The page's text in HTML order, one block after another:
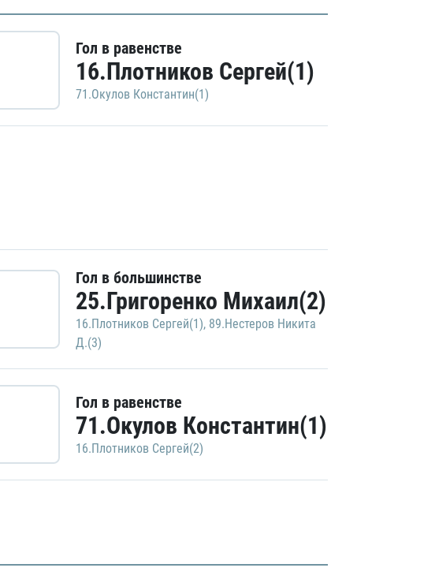
Гол в равенстве
16.Плотников Сергей(1)
71.Окулов Константин(1)
Гол в большинстве
25.Григоренко Михаил(2)
16.Плотников Сергей(1), 89.Нестеров Никита
Д.(3)
Гол в равенстве
71.Окулов Константин(1)
16.Плотников Сергей(2)